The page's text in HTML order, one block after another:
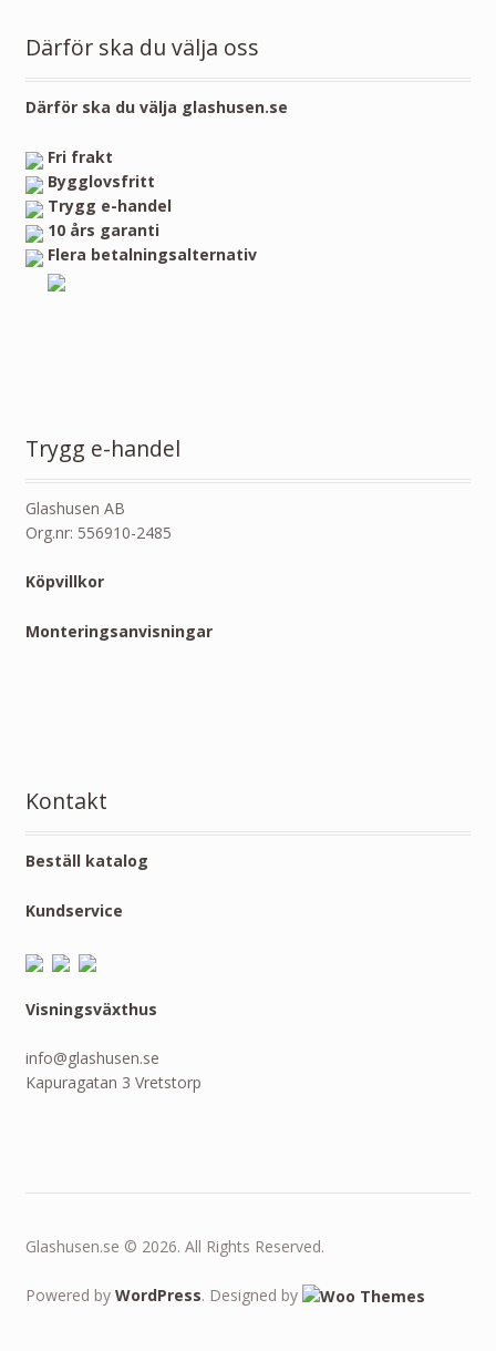
Därför ska du välja oss
Därför ska du välja glashusen.se
Fri frakt
Bygglovsfritt
Trygg e-handel
10 års garanti
Flera betalningsalternativ
Trygg e-handel
Glashusen AB
Org.nr: 556910-2485
Köpvillkor
Monteringsanvisningar
Kontakt
Beställ katalog
Kundservice
Visningsväxthus
info@glashusen.se
Kapuragatan 3 Vretstorp
Glashusen.se © 2026. All Rights Reserved.
Powered by WordPress. Designed by